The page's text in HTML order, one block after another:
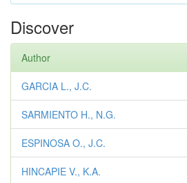
Discover
Author
GARCIA L., J.C.
SARMIENTO H., N.G.
ESPINOSA O., J.C.
HINCAPIE V., K.A.